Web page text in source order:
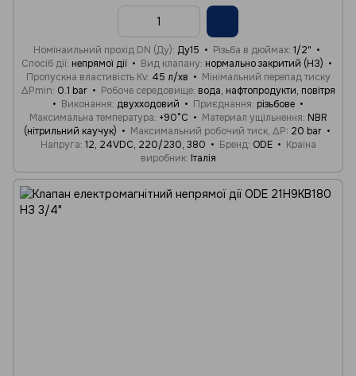
Номінаильний прохід DN (Ду) Ду15 Різьба в дюймах 1/2"
Спосіб дії непрямої дії Вид клапану нормально закритий (НЗ)
Пропускна властивість Kv 45 л/хв
Мінімальний перепад тиску
ΔPmin 0.1 bar Робоче середовище вода, нафтопродукти, повітря
Виконання двухходовий Приєднання різьбове
Максимальна температура +90°C Материал ущільнення NBR
(нітрильний каучук)
Максимальний робочий тиск, ΔP 20 bar
Напруга 12, 24VDC, 220/230, 380 Бренд ODE
Країна
виробник Італія